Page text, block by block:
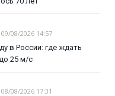
09/08/2026 14:57
в России: где ждать
25 м/с
08/08/2026 17:31